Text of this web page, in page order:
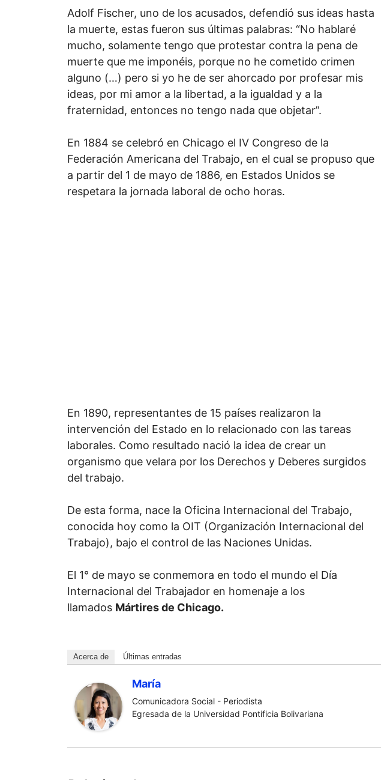
Adolf Fischer, uno de los acusados, defendió sus ideas hasta
la muerte, estas fueron sus últimas palabras: “No hablaré
mucho, solamente tengo que protestar contra la pena de
muerte que me imponéis, porque no he cometido crimen
alguno (…) pero si yo he de ser ahorcado por profesar mis
ideas, por mi amor a la libertad, a la igualdad y a la
fraternidad, entonces no tengo nada que objetar”.
En 1884 se celebró en Chicago el IV Congreso de la
Federación Americana del Trabajo, en el cual se propuso que
a partir del 1 de mayo de 1886, en Estados Unidos se
respetara la jornada laboral de ocho horas.
En 1890, representantes de 15 países realizaron la
intervención del Estado en lo relacionado con las tareas
laborales. Como resultado nació la idea de crear un
organismo que velara por los Derechos y Deberes surgidos
del trabajo.
De esta forma, nace la Oficina Internacional del Trabajo,
conocida hoy como la OIT (Organización Internacional del
Trabajo), bajo el control de las Naciones Unidas.
El 1° de mayo se conmemora en todo el mundo el Día
Internacional del Trabajador en homenaje a los
llamados Mártires de Chicago.
Acerca de Últimas entradas
María
Comunicadora Social - Periodista
Egresada de la Universidad Pontificia Bolivariana